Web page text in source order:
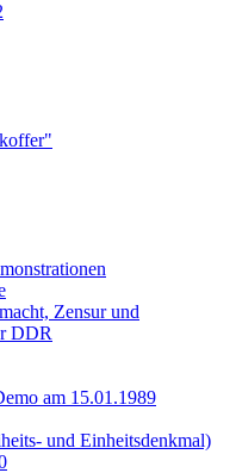
Zensur und
DDR
am 15.01.1989
und Einheitsdenkmal)